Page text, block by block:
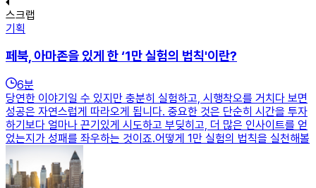
스크랩
기획
페북, 아마존을 있게 한 ‘1만 실험의 법칙'이란?
6분
당연한 이야기일 수 있지만 충분히 실험하고, 시행착오를 거치다 보면
성공은 자연스럽게 따라오게 됩니다. 중요한 것은 단순히 시간을 투자
하기보다 얼마나 끈기있게 시도하고 부딪히고, 더 많은 인사이트를 얻
었는지가 성패를 좌우하는 것이죠.어떻게 1만 실험의 법칙을 실천해볼